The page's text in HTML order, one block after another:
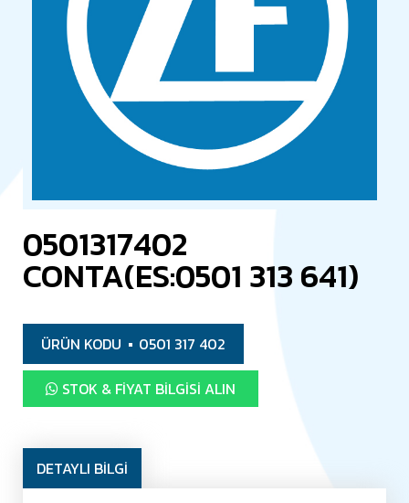
0501317402
CONTA(ES:0501 313 641)
ÜRÜN KODU 0501 317 402
STOK & FIYAT BILGISI ALIN
DETAYLI BİLGİ